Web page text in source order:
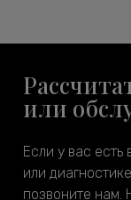
или
Если у вас
или
позвоните нам.